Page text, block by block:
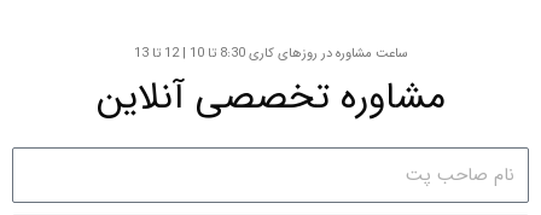
ساعت مشاوره در روزهای کاری 8:30 تا 10 | 12 تا 13
مشاوره تخصصی آنلاین